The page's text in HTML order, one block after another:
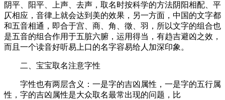
阴平、阳平、上声、去声，取名时按科学的方法阴阳相配、平
仄相应，音律上就会达到美的效果，另一方面，中国的文字都
和五音相通，即合于宫、商、角、徵、羽，所以文字的组合也
是五音的组合作用于五脏六腑，运用得当，有趋吉避凶之效，
而且一个读音好听易上口的名字容易给人加深印象。
二、宝宝取名注意字性
字性也有两层含义：一是字的吉凶属性，一是字的五行属
性，字的吉凶属性是大众取名最常出现的问题，比